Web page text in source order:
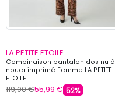
LA PETITE ETOILE
Combinaison pantalon dos nu à
nouer imprimé Femme LA PETITE
ETOILE
119,00 €55,99 € 52%